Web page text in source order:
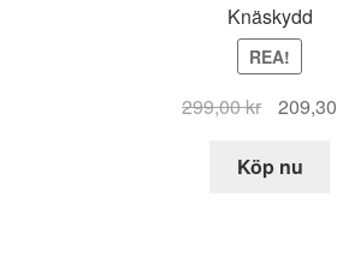
Knäskydd
REA!
299,00kr
Det
priset
209,30
Köp nu